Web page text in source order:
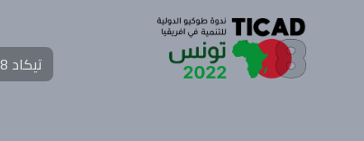
تيكاد 8